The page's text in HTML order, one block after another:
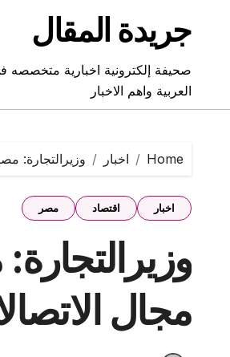
contentجريدة المقال
صحيفة إلكترونية اخبارية متخصصه
العربية واهم الاخبار
Home اخبار وزيرالتجارة:
اخبار اقتصاد مصر
مجال